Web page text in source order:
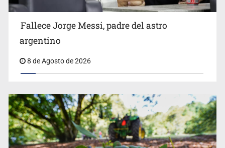
El Senado de EE.UU. confirma a Todd Blanche,
exabogado de Trump, como fiscal general
Fallece Jorge Messi, padre del astro
argentino
8 de Agosto de 2026